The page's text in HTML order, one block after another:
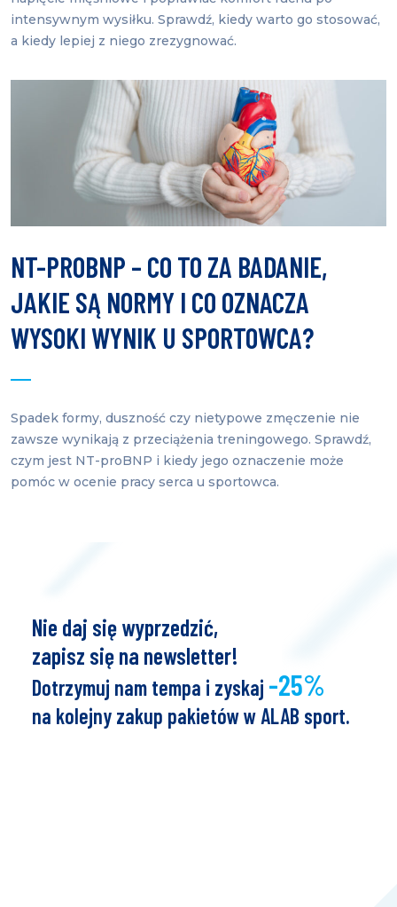
intensywnym wysiłku. Sprawdź, kiedy warto go stosować,
a kiedy lepiej z niego zrezygnować.
NT-PROBNP – CO TO ZA BADANIE,
JAKIE SĄ NORMY I CO OZNACZA
WYSOKI WYNIK U SPORTOWCA?
Spadek formy, duszność czy nietypowe zmęczenie nie
zawsze wynikają z przeciążenia treningowego. Sprawdź,
czym jest NT-proBNP i kiedy jego oznaczenie może
pomóc w ocenie pracy serca u sportowca.
Nie daj się wyprzedzić,
zapisz się na newsletter!
Dotrzymuj nam tempa i zyskaj -25%
na kolejny zakup pakietów w ALAB sport.